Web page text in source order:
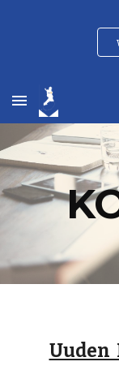
Skip to main
Uuden